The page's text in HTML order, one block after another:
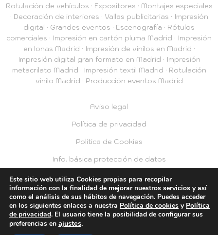
Rotulación de vehículos · Expositores · Montajes especiales
· Decoración de interiores · Vallas publicitarias · Impresión
digital · Grandes eventos · Escenografía · Rótulos
comerciales · Impresión en cartón pluma Madrid · Impresión
en lonas Madrid · Impresión de vinilos en Madrid ·
Impresión digital gran formato en Madrid · Impresión
metacrilato Madrid · Impresión textil Madrid · Rotulación
vinilo Madrid · Producción eventos Madrid
© 2026 Plotea2
Aviso legal
Política de privacidad
Política de Cookies
Info. básica protección de datos
Privacidad RRSS
Este sitio web utiliza Cookies propias para recopilar
información con la finalidad de mejorar nuestros servicios y así
como el análisis de sus hábitos de navegación. Puedes acceder
en los siguientes enlaces a nuestra Política de cookies y Política
de privacidad. El usuario tiene la posibilidad de configurar sus
preferencias en ajustes.